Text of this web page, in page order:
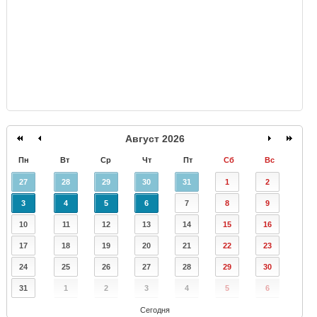
Август 2026
Пн Вт Ср Чт Пт Сб Вс
27 28 29 30 31 1 2
3 4 5 6 7 8 9
10 11 12 13 14 15 16
17 18 19 20 21 22 23
24 25 26 27 28 29 30
31 1 2 3 4 5 6
Сегодня